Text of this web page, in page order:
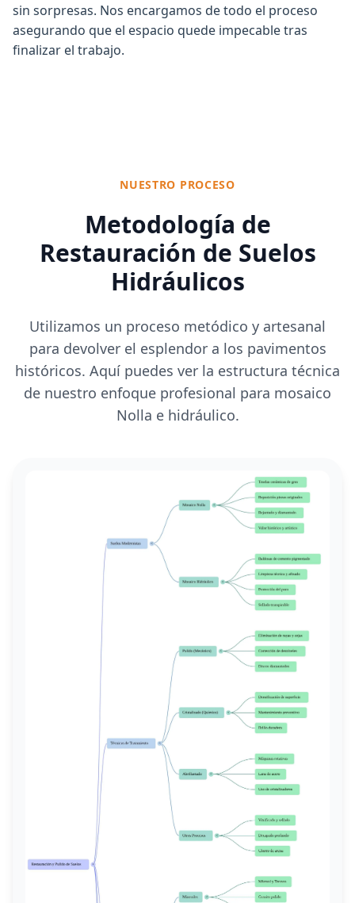
sin sorpresas. Nos encargamos de todo el proceso
asegurando que el espacio quede impecable tras
finalizar el trabajo.
NUESTRO PROCESO
Metodología de
Restauración de Suelos
Hidráulicos
Utilizamos un proceso metódico y artesanal
para devolver el esplendor a los pavimentos
históricos. Aquí puedes ver la estructura técnica
de nuestro enfoque profesional para mosaico
Nolla e hidráulico.